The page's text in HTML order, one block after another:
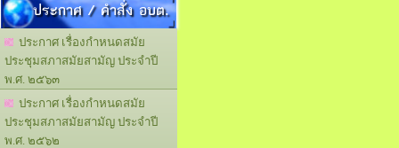
ประกาศ / คำสั่ง อบต.
ประกาศ เรื่องกำหนดสมัย
ประชุมสภาสมัยสามัญ ประจำปี
พ.ศ. ๒๕๖๓
ประกาศ เรื่องกำหนดสมัย
ประชุมสภาสมัยสามัญ ประจำปี
พ.ศ. ๒๕๖๒